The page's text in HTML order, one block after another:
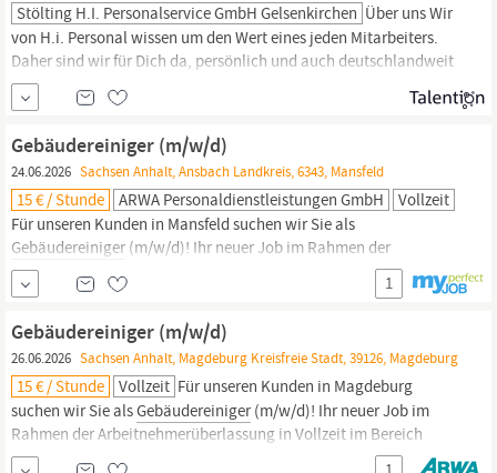
Stölting H.i. Personalservice GmbH Gelsenkirchen Über uns Wir
von H.i. Personal wissen um den Wert eines jeden Mitarbeiters.
Daher sind wir für Dich da, persönlich und auch deutschlandweit
in Deiner Nähe. Wir bieten Dir eine faire Bezahlung für attraktive
Arbeitsplätze, völlig unkompliziert und flexibel. Wir suchen ab
Gebäudereiniger
Führerschein Klasse B
Gebäudereiniger (m/w/d)
24.06.2026 Sachsen Anhalt, Ansbach Landkreis, 6343, Mansfeld
15 € / Stunde ARWA Personaldienstleistungen GmbH
Vollzeit
Für unseren Kunden in Mansfeld suchen wir Sie als
Gebäudereiniger (m/w/d)! Ihr neuer Job im Rahmen der
Arbeitnehmerüberlassung in Vollzeit im Bereich Reinigung &
Gebäudeservice wartet auf Sie. Sie erwarten attraktive Vorteile
Betreuung vor Ort Sehr gute Übernahmechancen Sicherer
Arbeitsplatz Übertarifliche Bezahlung Ihr Gehalt 15,00 € bis 16,20
€
1
Gebäudereiniger (m/w/d)
26.06.2026 Sachsen Anhalt, Magdeburg Kreisfreie Stadt, 39126, Magdeburg
15 € / Stunde Vollzeit Für unseren Kunden in Magdeburg
suchen wir Sie alsGebäudereiniger(m/w/d)! Ihr neuer Job im
Rahmen der Arbeitnehmerüberlassung in Vollzeit im Bereich
Reinigung & Gebäudeservice wartet auf Sie. Sie erwarten